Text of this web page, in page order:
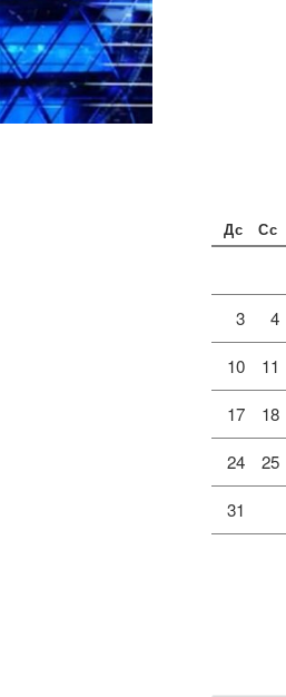
Дс Сс
3 4
10 11
17 18
24 25
31